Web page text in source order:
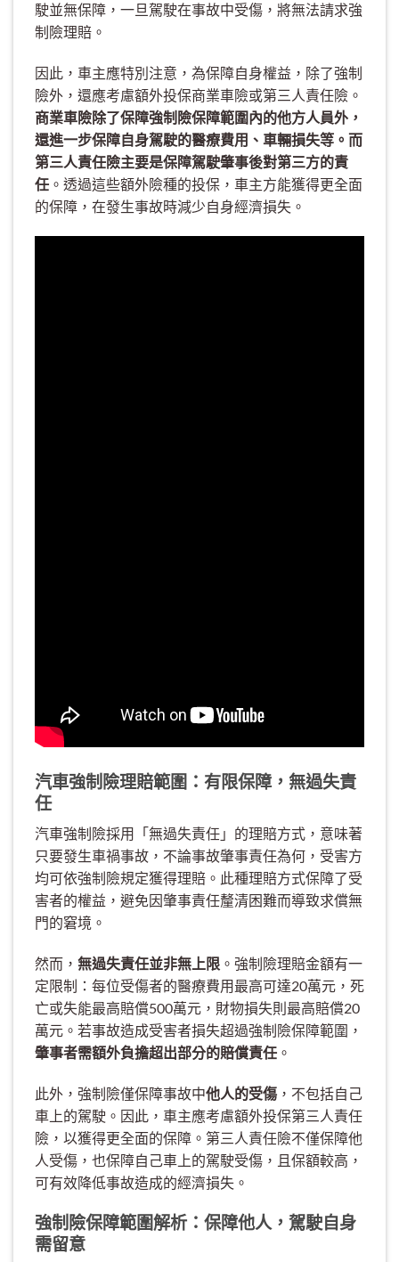
駛並無保障，一旦駕駛在事故中受傷，將無法請求強
制險理賠。
因此，車主應特別注意，為保障自身權益，除了強制
險外，還應考慮額外投保商業車險或第三人責任險。
商業車險除了保障強制險保障範圍內的他方人員外，
還進一步保障自身駕駛的醫療費用、車輛損失等。而
第三人責任險主要是保障駕駛肇事後對第三方的責
任 。透過這些額外險種的投保，車主方能獲得更全面
的保障，在發生事故時減少自身經濟損失。
汽車強制險理賠範圍：有限保障，無過失責
任
汽車強制險採用「無過失責任」的理賠方式，意味著
只要發生車禍事故，不論事故肇事責任為何，受害方
均可依強制險規定獲得理賠。此種理賠方式保障了受
害者的權益，避免因肇事責任釐清困難而導致求償無
門的窘境。
然而， 無過失責任並非無上限 。強制險理賠金額有一
定限制：每位受傷者的醫療費用最高可達20萬元，死
亡或失能最高賠償500萬元，財物損失則最高賠償20
萬元。若事故造成受害者損失超過強制險保障範圍，
肇事者需額外負擔超出部分的賠償責任 。
此外，強制險僅保障事故中他人的受傷 ，不包括自己
車上的駕駛。因此，車主應考慮額外投保第三人責任
險，以獲得更全面的保障。第三人責任險不僅保障他
人受傷，也保障自己車上的駕駛受傷，且保額較高，
可有效降低事故造成的經濟損失。
強制險保障範圍解析：保障他人，駕駛自身
需留意